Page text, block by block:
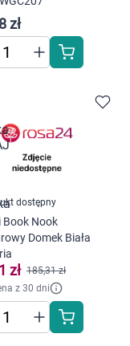
do Twoich
w
określić
do
zł
dostępny
Book Nook
Domek Biała
zł 185,31 zł
z 30 dni